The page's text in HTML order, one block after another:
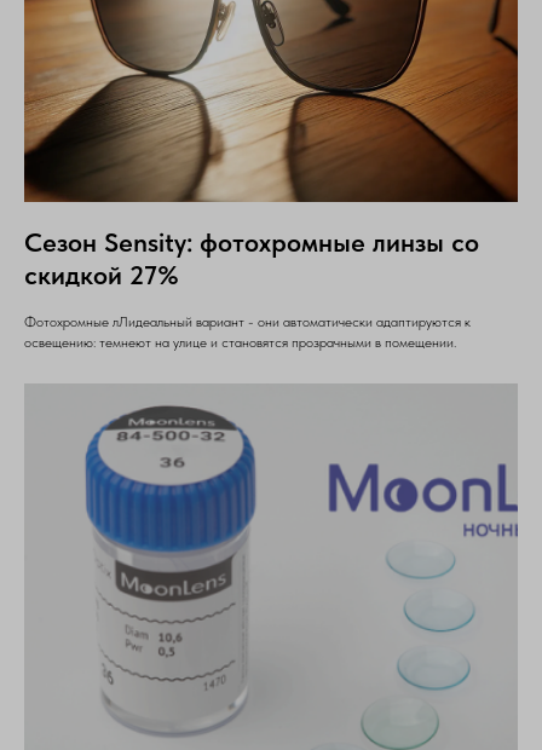
Сезон Sensity: фотохромные линзы со
скидкой 27%
Фотохромные лЛидеальный вариант - они автоматически адаптируются к
освещению: темнеют на улице и становятся прозрачными в помещении.